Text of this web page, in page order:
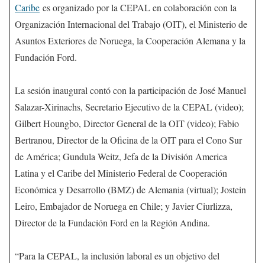
Caribe es organizado por la CEPAL en colaboración con la
Organización Internacional del Trabajo (OIT), el Ministerio de
Asuntos Exteriores de Noruega, la Cooperación Alemana y la
Fundación Ford.
La sesión inaugural contó con la participación de José Manuel
Salazar-Xirinachs, Secretario Ejecutivo de la CEPAL (video);
Gilbert Houngbo, Director General de la OIT (video); Fabio
Bertranou, Director de la Oficina de la OIT para el Cono Sur
de América; Gundula Weitz, Jefa de la División America
Latina y el Caribe del Ministerio Federal de Cooperación
Económica y Desarrollo (BMZ) de Alemania (virtual); Jostein
Leiro, Embajador de Noruega en Chile; y Javier Ciurlizza,
Director de la Fundación Ford en la Región Andina.
“Para la CEPAL, la inclusión laboral es un objetivo del